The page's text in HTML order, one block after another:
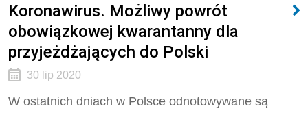
Koronawirus. Możliwy powrót
obowiązkowej kwarantanny dla
przyjeżdżających do Polski
30 lip 2020
W ostatnich dniach w Polsce odnotowywane są